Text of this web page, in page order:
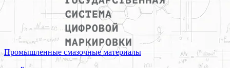
Промышленные смазочные материалы